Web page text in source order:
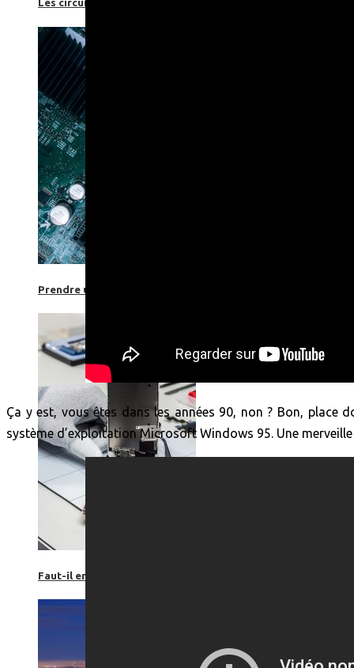
Les circuits imprimés, le coeur de nos appareils
Prendre une extension de garantie pour vos appareils high-
Faut-il encore emmener son bon vieux appareil photo «
Ça y est, vous êtes dans les années 90, non ? Bon, place
système d’exploitation Microsoft Windows 95. Une